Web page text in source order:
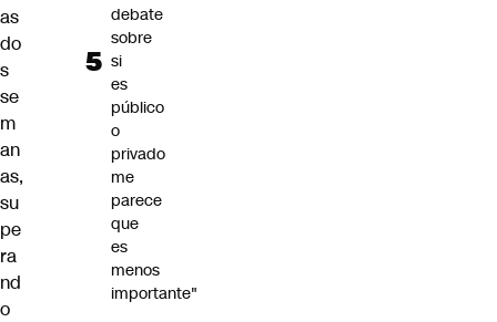
as
do
s
se
m
an
as,
su
pe
ra
nd
o
debate
sobre
si
es
público
o
privado
me
parece
que
es
menos
importante"